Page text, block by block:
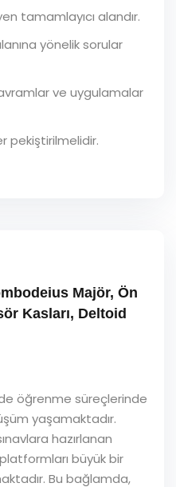
tamamlayıcı alandır.
yönelik sorular
ve uygulamalar
pekiştirilmelidir.
Majör, Ön
Kasları, Deltoid
öğrenme süreçlerinde
yaşamaktadır.
hazırlanan
büyük bir
Bu bağlamda,